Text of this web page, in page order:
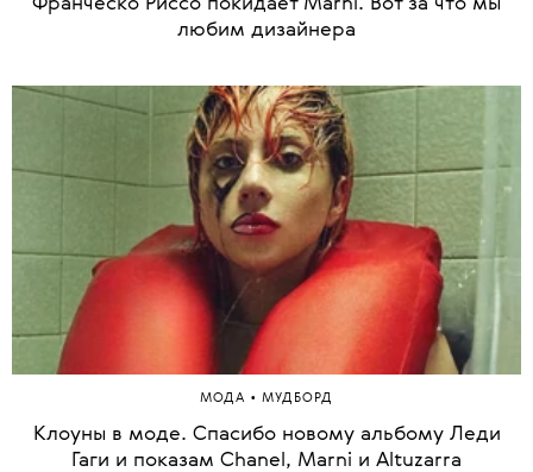
Франческо Риссо покидает Marni. Вот за что мы
любим дизайнера
МОДА • МУДБОРД
Клоуны в моде. Спасибо новому альбому Леди
Гаги и показам Chanel, Marni и Altuzarra